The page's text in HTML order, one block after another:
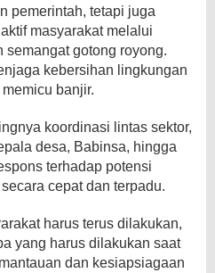
pemerintah, tetapi juga
masyarakat melalui
semangat gotong royong.
kebersihan lingkungan
banjir.
koordinasi lintas sektor,
desa, Babinsa, hingga
terhadap potensi
cepat dan terpadu.
harus terus dilakukan,
yang harus dilakukan saat
dan kesiapsiagaan